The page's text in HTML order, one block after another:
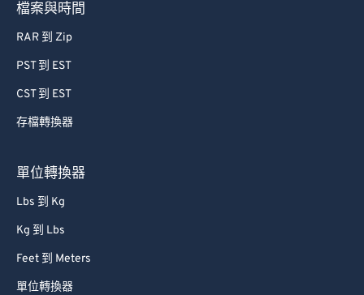
檔案與時間
RAR 到 Zip
PST 到 EST
CST 到 EST
存檔轉換器
單位轉換器
Lbs 到 Kg
Kg 到 Lbs
Feet 到 Meters
單位轉換器